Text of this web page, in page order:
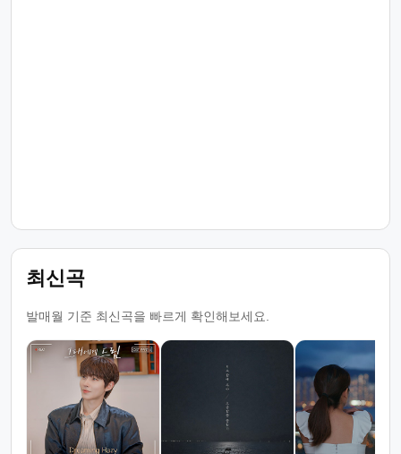
최신곡
발매월 기준 최신곡을 빠르게 확인해보세요.